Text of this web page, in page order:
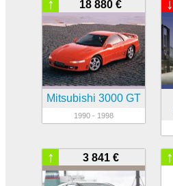
18 880 €
↑
Mitsubishi 3000 GT
1990 - 1998
↓
3 841 €
↑ ↑